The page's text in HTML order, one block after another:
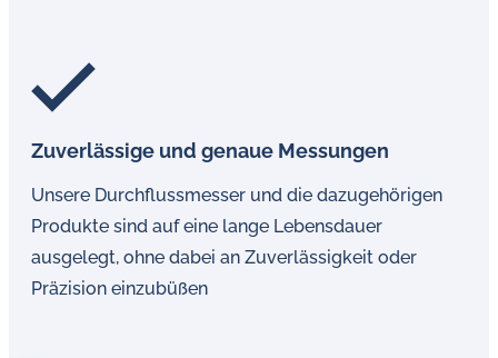
Zuverlässige und genaue Messungen
Unsere Durchflussmesser und die dazugehörigen
Produkte sind auf eine lange Lebensdauer
ausgelegt, ohne dabei an Zuverlässigkeit oder
Präzision einzubüßen